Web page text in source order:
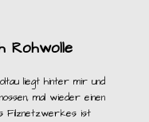
Rohwolle
liegt hinter mir und
mal wieder einen
Filznetzwerkes ist